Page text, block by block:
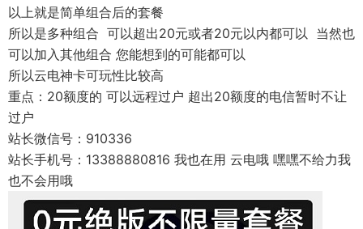
以上就是简单组合后的套餐
所以是多种组合 可以超出20元或者20元以内都可以 当然也
可以加入其他组合 您能想到的可能都可以
所以云电神卡可玩性比较高
重点：20额度的 可以远程过户 超出20额度的电信暂时不让
过户
站长微信号：910336
站长手机号：13388880816 我也在用 云电哦 嘿嘿不给力我
也不会用哦